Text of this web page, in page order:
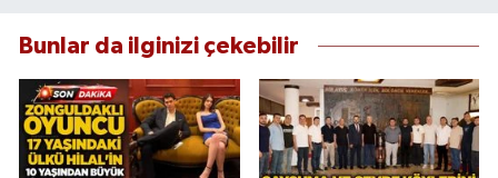
Bunlar da ilginizi çekebilir